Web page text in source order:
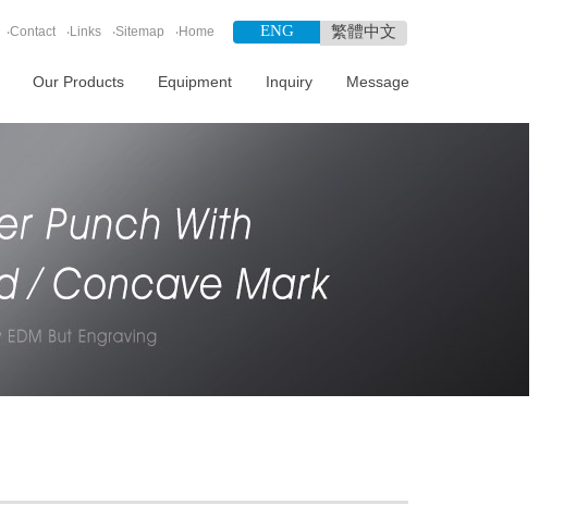
繁體中文
ENG
‧Contact ‧Links ‧Sitemap ‧Home
Message
Inquiry
Equipment
Our Products